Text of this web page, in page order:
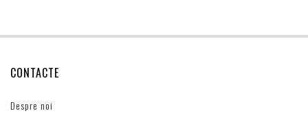
CONTACTE
Despre noi